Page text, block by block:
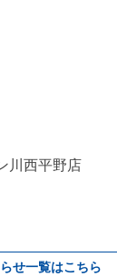
川西平野店
せ一覧はこちら